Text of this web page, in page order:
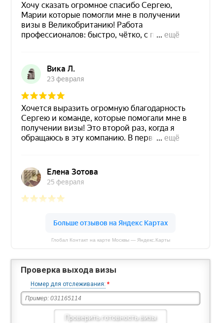
Глобал Контакт на карте Москвы — Яндекс.Карты
Проверка выхода визы
Номер для отслеживания: *